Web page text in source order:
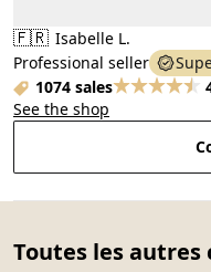
🇫🇷 Isabelle L.
Professional seller
1074 sales
See the shop
Toutes les